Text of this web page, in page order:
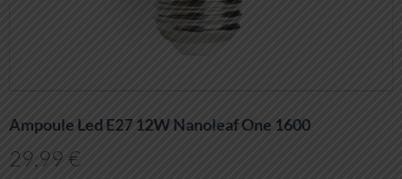
Ampoule Led E27 12W Nanoleaf One 1600
29,99 €